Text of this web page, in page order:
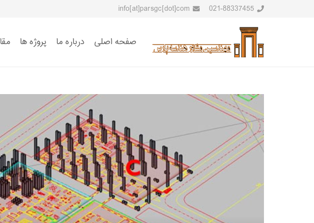
021-88337455
info[at]parsgc[dot]com
صفحه اصلی درباره ما پروژه ها